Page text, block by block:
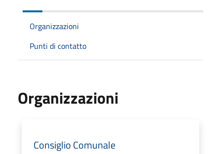
Organizzazioni
Punti di contatto
Organizzazioni
Consiglio Comunale